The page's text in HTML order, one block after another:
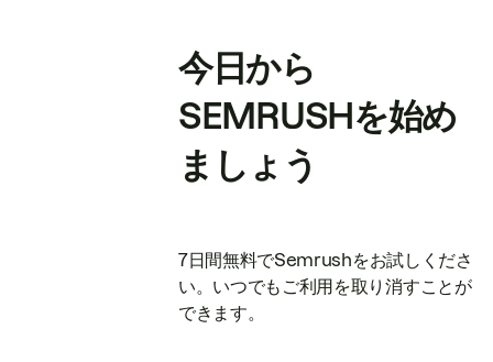
今日から
SEMRUSHを始め
ましょう
7日間無料でSemrushをお試しくださ
い。いつでもご利用を取り消すことが
できます。